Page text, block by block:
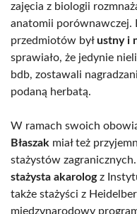
zajęcia z biologii
anatomii porównawczej.
przedmiotów byłustny i
sprawiało, że jedynie
bdb, zostawali
podaną herbatą.
W ramach swoich
Błaszak miał też
stażystów
stażysta akarologz
także stażyści z
międzynarodowy